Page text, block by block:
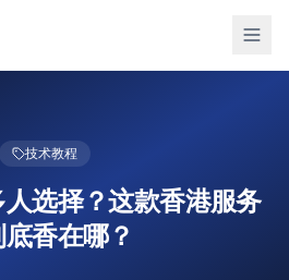
技术教程
选择？这款香港服务
香在哪？